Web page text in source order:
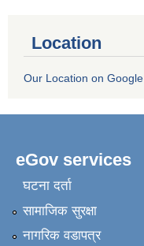
Location
Our Location on
eGov services
घटना दर्ता
सामाजिक सुरक्षा
नागरिक वडापत्र